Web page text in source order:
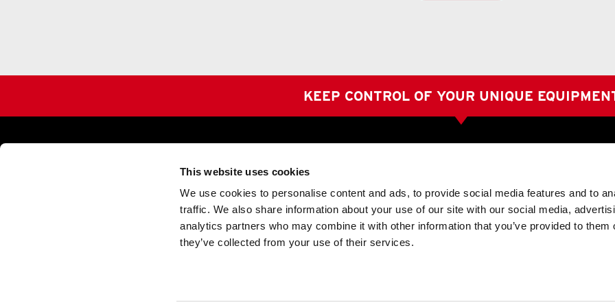
This website uses cookies
We use cookies to personalise content and ads, to provide social media features and to
traffic. We also share information about your use of our site with our social media,
analytics partners who may combine it with other information that you’ve provided to them
they’ve collected from your use of their services.
KEEP CONTROL OF YOUR UNIQUE
Tel +46 33 17 88 60
info@acgpulse.se
Support
+46 33 17 88 70
Tel+46 33 17 88 91
SWIFT: SWEDSESS
IBAN (SEK): SE1880000803250044015626
IBAN (EUR): SE9380000803250044015634
IBAN (CHF): SE2080000803250370613135
ISO 9001:2015